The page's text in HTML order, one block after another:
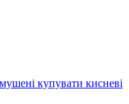
купувати кисневі